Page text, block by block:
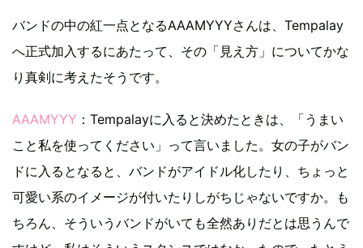
バンドの中の紅一点となるAAAMYYYさんは、Tempalay
へ正式加入するにあたって、その「見え方」についてかな
り真剣に考えたそうです。
AAAMYYY ：Tempalayに入ると決めたときは、「うまい
こと私を使ってください」って言いました。女の子がバン
ドに入るとなると、バンドがアイドル化したり、ちょっと
可愛い系のイメージが付いたりしがちじゃないですか。も
ちろん、そういうバンドがいても全然ありだとは思うんで